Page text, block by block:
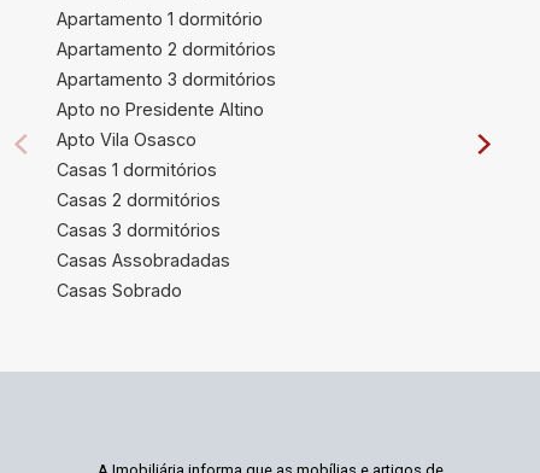
Apartamento 1 dormitório
Apartamento 2 dormitórios
Apartamento 3 dormitórios
Apto no Presidente Altino
Apto Vila Osasco
Casas 1 dormitórios
Casas 2 dormitórios
Casas 3 dormitórios
Casas Assobradadas
Casas Sobrado